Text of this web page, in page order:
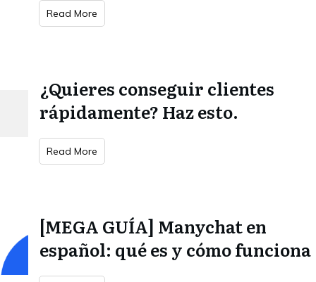
Read More
¿Quieres conseguir clientes
rápidamente? Haz esto.
Read More
[MEGA GUÍA] Manychat en
español: qué es y cómo funciona